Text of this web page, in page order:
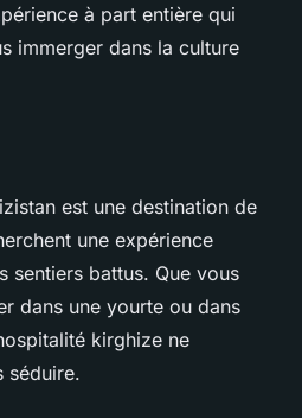
à part entière qui
immerger dans la culture
est une destination de
une expérience
sentiers battus. Que vous
dans une yourte ou dans
kirghize ne
séduire.